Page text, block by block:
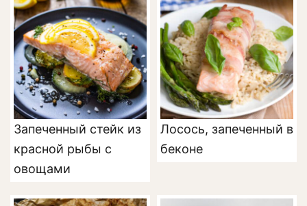
Запеченный стейк из
красной рыбы с
овощами
Лосось, запеченный в
беконе